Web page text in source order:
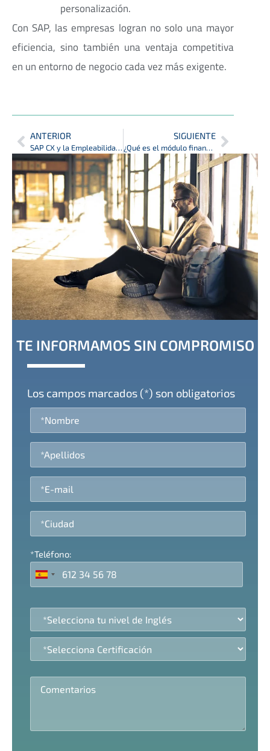
personalización.
Con SAP, las empresas logran no solo una mayor
eficiencia, sino también una ventaja competitiva
en un entorno de negocio cada vez más exigente.
ANTERIOR
SAP CX y la Empleabilidad: ¿Qué Demandarán las Empresas en los Próximos Años?
SIGUIENTE
¿Qué es el módulo financiero de SAP?
TE INFORMAMOS SIN COMPROMISO
Los campos marcados (*) son obligatorios
*Teléfono: